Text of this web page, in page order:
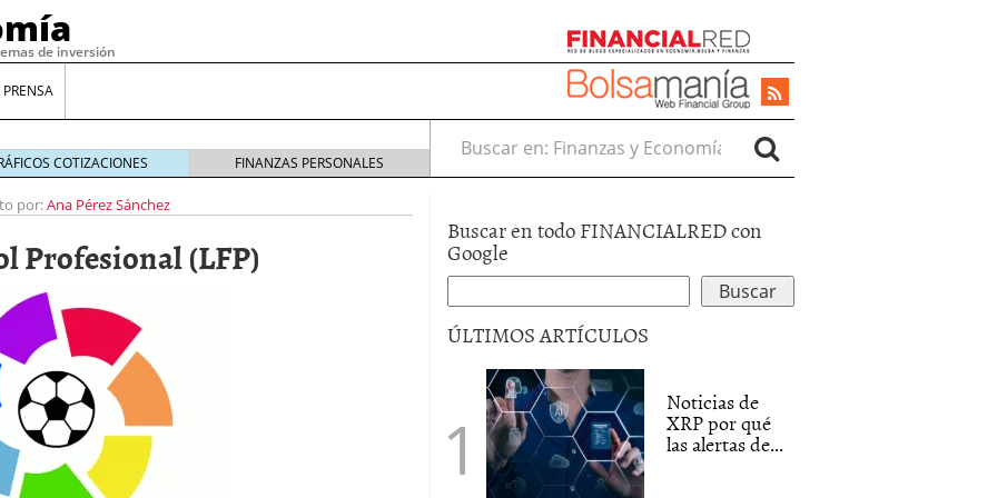
de inversión
¿Por qué el Préstamo Promotor privado
12 de diciembre de 2025
aprovechar esta opción para gestionar tus
de 2025
es una decisión financiera: cómo anticiparte
COTIZACIONES FINANZAS PERSONALES
Buscar en:
por:Ana Pérez Sánchez
Profesional (LFP)
Buscar en todo FINANCIALRED con
Google
ÚLTIMOS ARTÍCULOS
Noticias de
XRP por qué
las alertas de...